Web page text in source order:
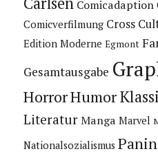
Comicadaption
Comicverfilmung Cross
Edition Moderne Egmont
Gesamtausgabe
HorrorHumor
Literatur Manga Marvel
Nationalsozialismus